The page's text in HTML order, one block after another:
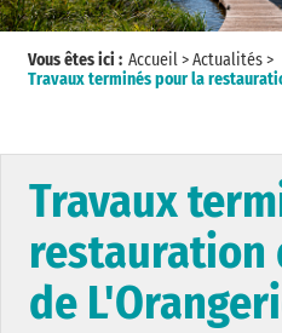
Vous êtes ici : Accueil>Actualités>
Travaux terminés pour la
Travaux
de